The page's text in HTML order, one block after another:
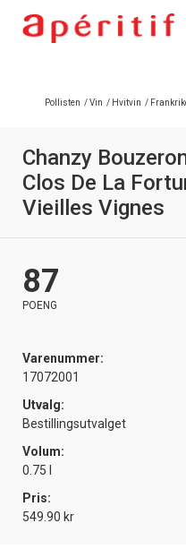
Pollisten /Vin / Hvitvin /
Chanzy
Clos De La
Vieilles Vignes
87
POENG
Varenummer:
17072001
Utvalg:
Bestillingsutvalget
Volum:
0.75 l
Pris:
549.90 kr